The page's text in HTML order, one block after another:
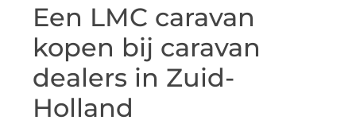
Een LMC caravan
kopen bij caravan
dealers in Zuid-
Holland